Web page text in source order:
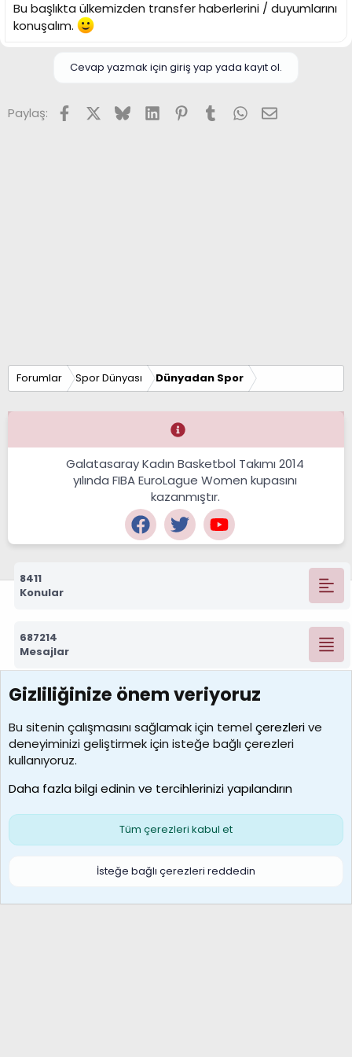
i
Bu başlıkta ülkemizden transfer haberlerini / duyumlarını
konuşalım.
Cevap yazmak için giriş yap yada kayıt ol.
Paylaş: FacebookX (Twitter)
BlueskyLinkedInPinterest
TumblrWhatsApp
E-posta
Forumlar Spor Dünyası Dünyadan Spor
Galatasaray Kadın Basketbol Takımı 2014
yılında FIBA EuroLague Women kupasını
kazanmıştır.
8411
Konular
687214
Mesajlar
7388
Kullanıcılar
borabekirogluu
Son üye
Çerezler
S
Gizliliğinize önem veriyoruz
Bu sitenin çalışmasını sağlamak için temelçerezlerive
deneyiminizi geliştirmek için isteğe bağlı çerezleri
kullanıyoruz.
Daha fazla bilgi edinin ve tercihlerinizi yapılandırın
Tüm çerezleri kabul et
İsteğe bağlı çerezleri reddedin